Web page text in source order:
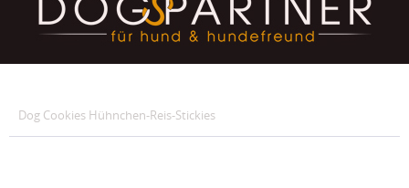
Dog Cookies Hühnchen-Reis-Stickies